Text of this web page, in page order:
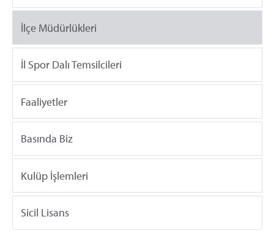
İlçe Müdürlükleri
İl Spor Dalı Temsilcileri
Faaliyetler
Basında Biz
Kulüp İşlemleri
Sicil Lisans